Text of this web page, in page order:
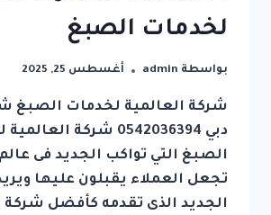
لخدمات الصبغ
بواسطة admin أغسطس 25, 2025
شركة العالمية لخدمات الصبغ
دبي 0542036394 شركة
الصبغ التي تواكب الجديد فى
تجعل العملاء يقبلون عليها
الجديد الذى تقدمه كأفضل شركة